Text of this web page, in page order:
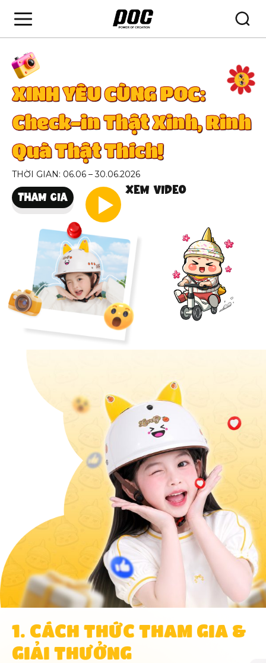
XINH YÊU CÙNG POC:
Check-in Thật Xinh, Rinh
Quà Thật Thích!
THỜI GIAN: 06.06 – 30.06.2026
THAM GIA
XEM VIDEO
1. CÁCH THỨC THAM GIA &
GIẢI THƯỞNG